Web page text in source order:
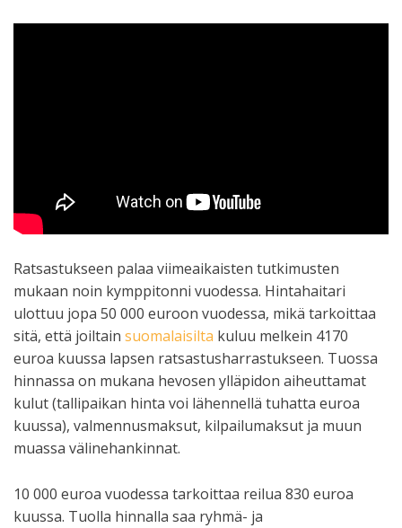
Ratsastukseen palaa viimeaikaisten tutkimusten
mukaan noin kymppitonni vuodessa. Hintahaitari
ulottuu jopa 50 000 euroon vuodessa, mikä tarkoittaa
sitä, että joiltain suomalaisilta kuluu melkein 4170
euroa kuussa lapsen ratsastusharrastukseen. Tuossa
hinnassa on mukana hevosen ylläpidon aiheuttamat
kulut (tallipaikan hinta voi lähennellä tuhatta euroa
kuussa), valmennusmaksut, kilpailumaksut ja muun
muassa välinehankinnat.
10 000 euroa vuodessa tarkoittaa reilua 830 euroa
kuussa. Tuolla hinnalla saa ryhmä- ja